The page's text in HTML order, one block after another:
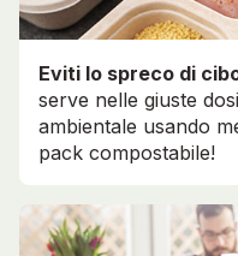
Eviti lo spreco di
serve nelle giuste
ambientale usando
pack compostabile!